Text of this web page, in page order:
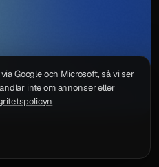
Google och Microsoft, så vi ser
inte om annonser eller